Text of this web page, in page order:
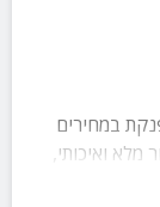
במחירים
ואיכותי,
אטרקציות